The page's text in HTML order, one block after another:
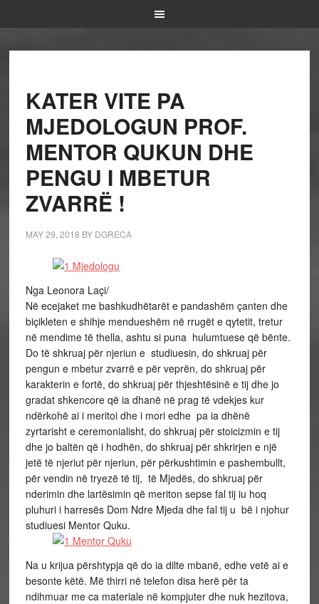
KATER VITE PA
MJEDOLOGUN PROF.
MENTOR QUKUN DHE
PENGU I MBETUR
ZVARRË !
MAY 29, 2018 BY DGRECA
Nga Leonora Laçi/
Në ecejaket me bashkudhëtarët e pandashëm çanten dhe
biçikleten e shihje mendueshëm në rrugët e qytetit, tretur
në mendime të thella, ashtu si puna hulumtuese që bënte.
Do të shkruaj për njeriun e studiuesin, do shkruaj për
pengun e mbetur zvarrë e për veprën, do shkruaj për
karakterin e fortë, do shkruaj për thjeshtësinë e tij dhe jo
gradat shkencore që ia dhanë në prag të vdekjes kur
ndërkohë ai i meritoi dhe i mori edhe pa ia dhënë
zyrtarisht e ceremonialisht, do shkruaj për stoicizmin e tij
dhe jo baltën që i hodhën, do shkruaj për shkrirjen e një
jetë të njeriut për njeriun, për përkushtimin e pashembullt,
për vendin në tryezë të tij, të Mjedës, do shkruaj për
nderimin dhe lartësimin që meriton sepse fal tij iu hoq
pluhuri i harresës Dom Ndre Mjeda dhe fal tij u bë i njohur
studiuesi Mentor Quku.
Na u krijua përshtypja që do ia dilte mbanë, edhe vetë ai e
besonte këtë. Më thirri në telefon disa herë për ta
ndihmuar me ca materiale në kompjuter dhe nuk hezitova,